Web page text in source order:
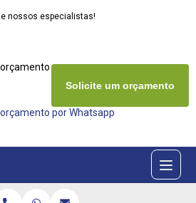
nossos especialistas!
orçamento agora mesmo
orçamento por Whatsapp
Solicite um orçamento